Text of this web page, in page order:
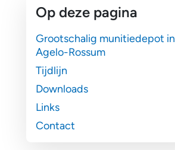
Op deze pagina
Grootschalig munitiedepot in
Agelo-Rossum
Tijdlijn
Downloads
Links
Contact